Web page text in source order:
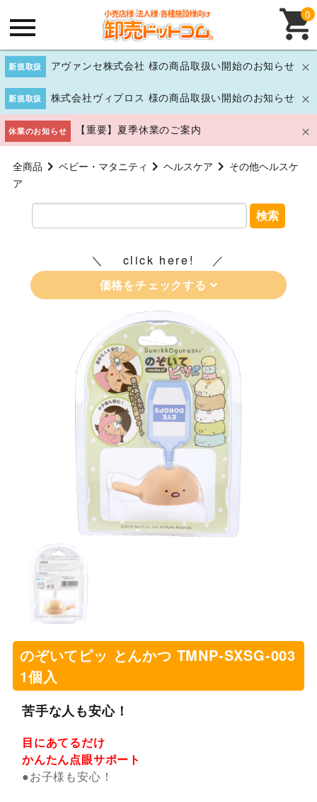
新規取扱 アヴァンセ株式会社 様の商品取扱い開始のお知らせ
新規取扱 株式会社ヴィプロス 様の商品取扱い開始のお知らせ
休業のお知らせ 【重要】夏季休業のご案内
0
全商品 ベビー・マタニティ ヘルスケア
その他ヘルスケ
ア
検索
click here!
価格をチェックする
のぞいてピッ とんかつ TMNP-SXSG-003
1個入
苦手な人も安心！
目にあてるだけ
かんたん点眼サポート
●お子様も安心！